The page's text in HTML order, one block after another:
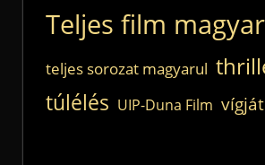
Teljes film
teljes sorozat magyarul
túlélés UIP-Duna Film